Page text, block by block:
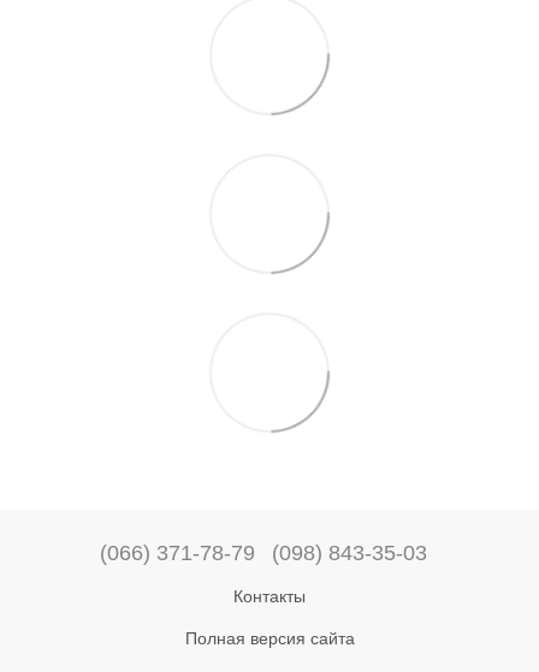
(066) 371-78-79 (098) 843-35-03
Контакты
Полная версия сайта